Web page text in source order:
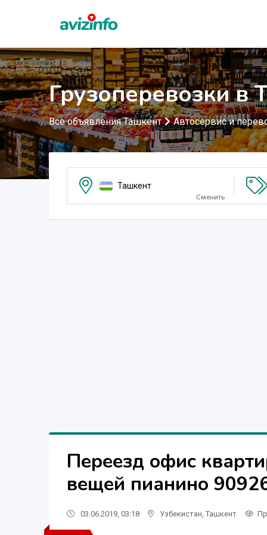
Грузоперевозки в
Все объявления Ташкент Автосервис и
Ташкент
Сменить
Переезд офис
вещей пианино
03.06.2019, 03:18 Узбекистан Ташкент